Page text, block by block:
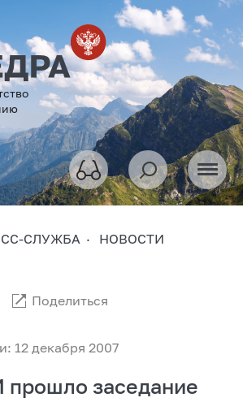
СЛУЖБА НОВОСТИ
12 декабря 2007
Поделиться
прошло заседание